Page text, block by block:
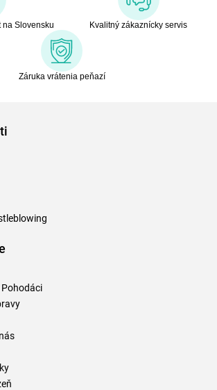
na Slovensku Kvalitný zákaznícky servis
Záruka vrátenia peňazí